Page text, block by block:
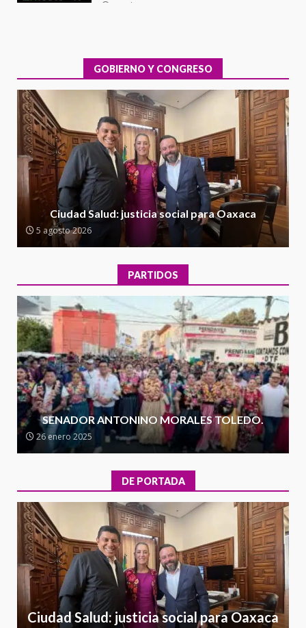
1
integral de las instalaciones de la
Escuela Secundaria General
Moisés Sáenz Garza
5 agosto 2026
2
Ciudad Salud: justicia social para
Oaxaca
5 agosto 2026
3
Encuentro de Ariadna Montiel
con el Gobernador Salomón Jara
Cruz reafirma la consolidación
de la transformación en
territorio oaxaqueño
30 julio 2026
4
presencia institucional en San
Juan Mazatlán
20 julio 2026
5
Sanciona Municipio de Oaxaca
de Juárez caso de maltrato
animal tras denuncia ciudadana
16 julio 2026
6
Detienen a Ernesto Ruffo en Baja
California; FGR lo investiga por
presuntos delitos de
contrabando
16 julio 2026
7
Sin paso carretera Oaxaca-
Cuacnopalan
26 junio 2026
GOBIERNO Y CONGRESO
Ciudad Salud: justicia social para Oaxaca
5 agosto 2026
PARTIDOS
SENADOR ANTONINO MORALES TOLEDO.
26 enero 2025
DE PORTADA
Ciudad Salud: justicia social para Oaxaca